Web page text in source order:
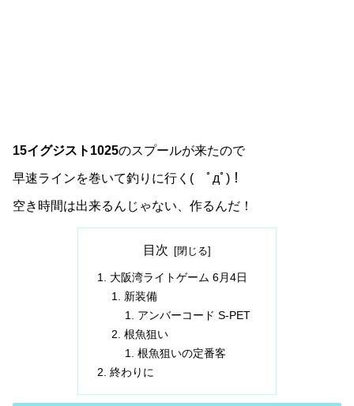
15イグジスト1025のスプールが来たので
早速ラインを巻いて釣りに行く( ﾟдﾟ)！
空き時間は出来るんじゃない、作るんだ！
目次
大阪湾ライトゲーム 6月4日
新装備
アンバーコード S-PET
根魚狙い
根魚狙いの定番客
終わりに